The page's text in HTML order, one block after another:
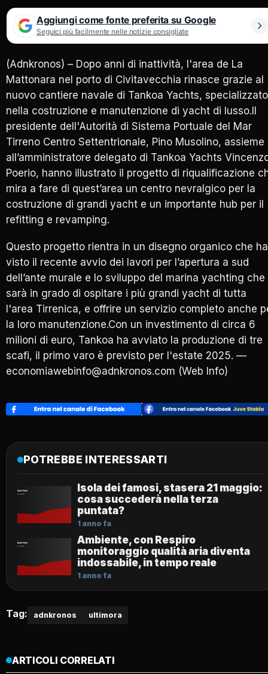
Aggiungi come fonte preferita su Google
Seguici più facilmente nelle notizie consigliate
(Adnkronos) – Dopo anni di inattività, l'area de La
Mattonara nel porto di Civitavecchia rinasce grazie al
nuovo cantiere navale di Tankoa Yachts, specializzato
nella costruzione e manutenzione di yacht di lusso.Il
presidente dell'Autorità di Sistema Portuale del Mar
Tirreno Centro Settentrionale, Pino Musolino, assieme
all’amministratore delegato di Tankoa Yachts
Poerio, hanno illustrato il progetto di riqualificazione
mira a fare di quest’area un centro nevralgico per la
costruzione di grandi yacht e un importante hub per il
refitting e revamping.
Questo progetto rientra in un disegno organico che ha
visto il recente avvio dei lavori per l’apertura a sud
dell’ante murale e lo sviluppo del marina yachting che
sarà in grado di ospitare i più grandi yacht di tutta
l'area Tirrenica, e offrire un servizio completo anche
la loro manutenzione.Con un investimento di circa 6
milioni di euro, Tankoa ha avviato la produzione di tre
scafi, il primo varo è previsto per l'estate 2025. —
economiawebinfo@adnkronos.com (Web Info)
POTREBBE INTERESSARTI
Isola dei famosi, stasera 21 maggio:
cosa succederà nella terza
puntata?
1 anno fa
Ambiente, con Respiro
monitoraggio qualità aria diventa
indossabile, in tempo reale
1 anno fa
Tag: adnkronos ultimora
ARTICOLI CORRELATI